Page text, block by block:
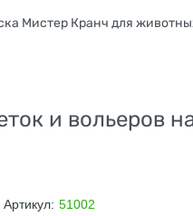
и вольеров
Артикул: 51002